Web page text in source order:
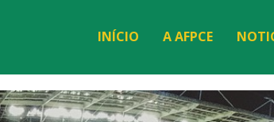
INÍCIO A AFPCE